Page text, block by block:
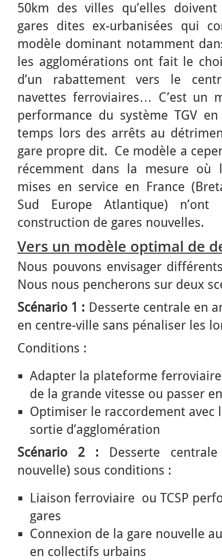
50km des villes qu’elles
gares dites ex-urbanisées qui
modèle dominant notamment
les agglomérations ont fait le
d’un rabattement vers le
navettes ferroviaires… C’est un
performance du système TGV
temps lors des arrêts au
gare propre dit. Ce modèle a
récemment dans la mesure où
mises en service en France
Sud Europe Atlantique)
construction de gares nouvelles.
Vers un modèle optimal de
Nous pouvons envisager
Nous nous pencherons sur deux
Scénario 1 : Desserte centrale en
en centre-ville sans pénaliser les
Conditions :
Adapter la plateforme
de la grande vitesse ou passer
Optimiser le raccordement avec
sortie d’agglomération
Scénario 2 : Desserte
nouvelle) sous conditions :
Liaison ferroviaire ou TCSP
gares
Connexion de la gare nouvelle
en collectifs urbains